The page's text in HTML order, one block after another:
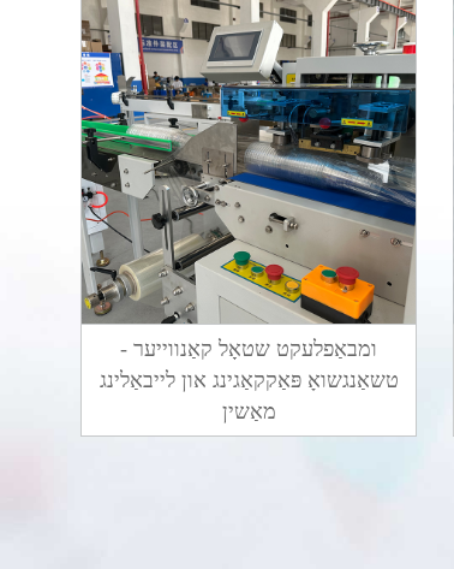
ומבאַפלעקט שטאָל קאַנווייער -
טשאַנגשואָ פּאַקקאַגינג און לייבאַלינג
מאַשין